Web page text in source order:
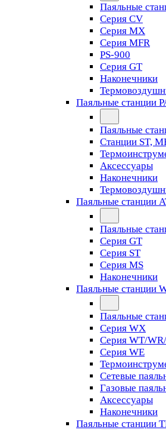
Паяльные
Серия CV
Серия MX
Серия MFR
PS-900
Серия GT
Наконечники
Паяльные станции
Паяльные
Станции ST,
Аксессуары
Наконечники
Паяльные станции
Паяльные
Серия GT
Серия ST
Серия MS
Наконечники
Паяльные станции
Паяльные
Серия WX
Серия WT/
Серия WE
Сетевые
Газовые
Аксессуары
Наконечники
Паяльные